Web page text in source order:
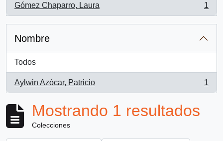
Gómez Chaparro, Laura
, 1 resultados
1
Nombre
Todos
Aylwin Azócar, Patricio
, 1 resultados
1
Mostrando 1 resultados
Colecciones